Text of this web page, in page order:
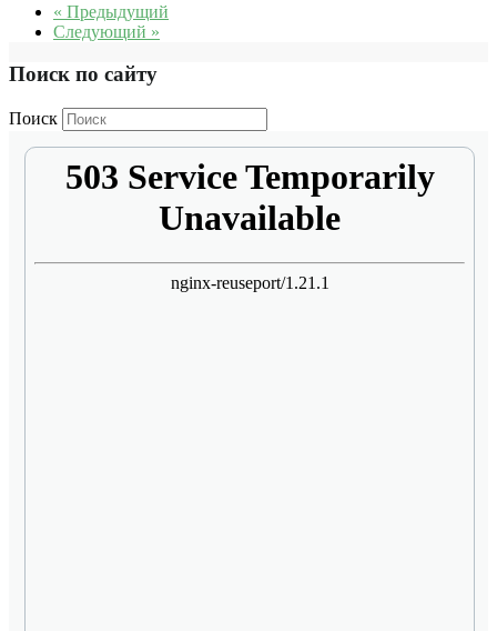
« Предыдущий
Следующий »
Поиск по сайту
Поиск